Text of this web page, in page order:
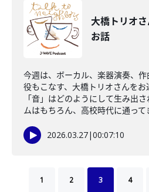
大橋トリオ
お話
今週は、ボーカル、楽器演奏、
役もこなす、大橋トリオさんを
「音」はどのようにして生み出
ムはもちろん、高校時代に通って
2026.03.27|00:07:10
1 2 3 4